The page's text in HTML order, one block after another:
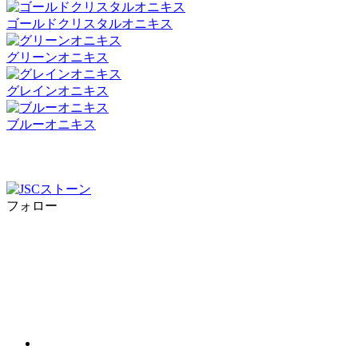
ゴールドクリスタルオニキス
グリーンオニキス
グレインオニキス
ブルーオニキス
フォロー